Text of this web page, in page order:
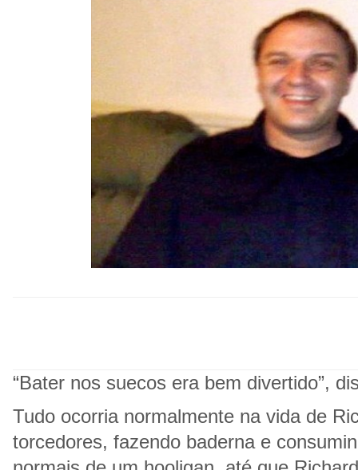
“Bater nos suecos era bem divertido”,
Tudo ocorria normalmente na vida de
torcedores, fazendo baderna e